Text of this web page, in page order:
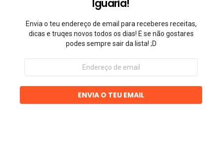
Iguaria!
Envia o teu endereço de email para receberes receitas,
dicas e truqes novos todos os dias! E se não gostares
podes sempre sair da lista! ;D
Endereço
email
ENVIA O TEU EMAIL